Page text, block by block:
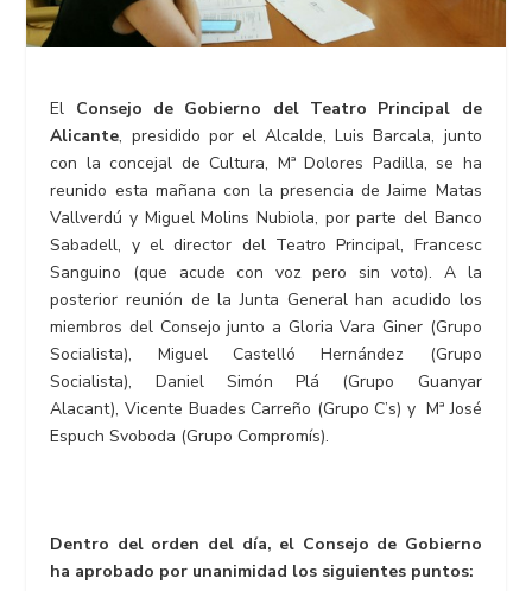
El Consejo de Gobierno del Teatro Principal de
Alicante, presidido por el Alcalde, Luis Barcala, junto
con la concejal de Cultura, Mª Dolores Padilla, se ha
reunido esta mañana con la presencia de Jaime Matas
Vallverdú y Miguel Molins Nubiola, por parte del Banco
Sabadell, y el director del Teatro Principal, Francesc
Sanguino (que acude con voz pero sin voto). A la
posterior reunión de la Junta General han acudido los
miembros del Consejo junto a Gloria Vara Giner (Grupo
Socialista), Miguel Castelló Hernández (Grupo
Socialista), Daniel Simón Plá (Grupo Guanyar
Alacant), Vicente Buades Carreño (Grupo C’s) y Mª José
Espuch Svoboda (Grupo Compromís).
Dentro del orden del día, el Consejo de Gobierno
ha aprobado por unanimidad los siguientes puntos: